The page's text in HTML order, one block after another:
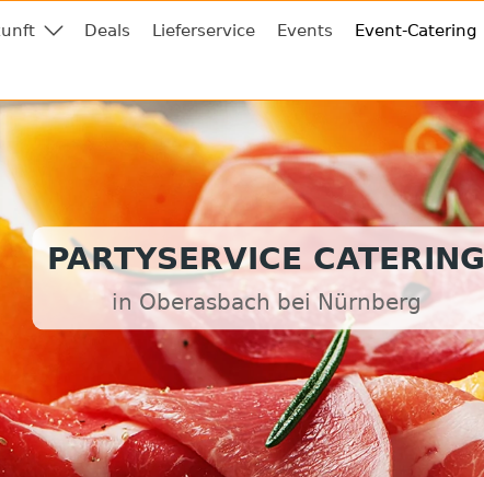
Deals Lieferservice Events Event-Catering
PARTYSERVICE CATERING
in Oberasbach bei Nürnberg